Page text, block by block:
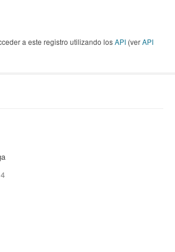
a este registro utilizando losAPI (verAPI